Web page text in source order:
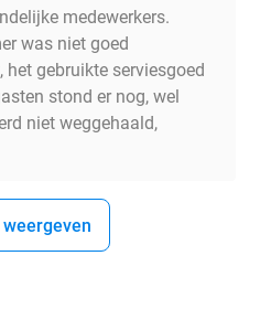
medewerkers.
was niet goed
het gebruikte serviesgoed
stond er nog, wel
niet weggehaald,